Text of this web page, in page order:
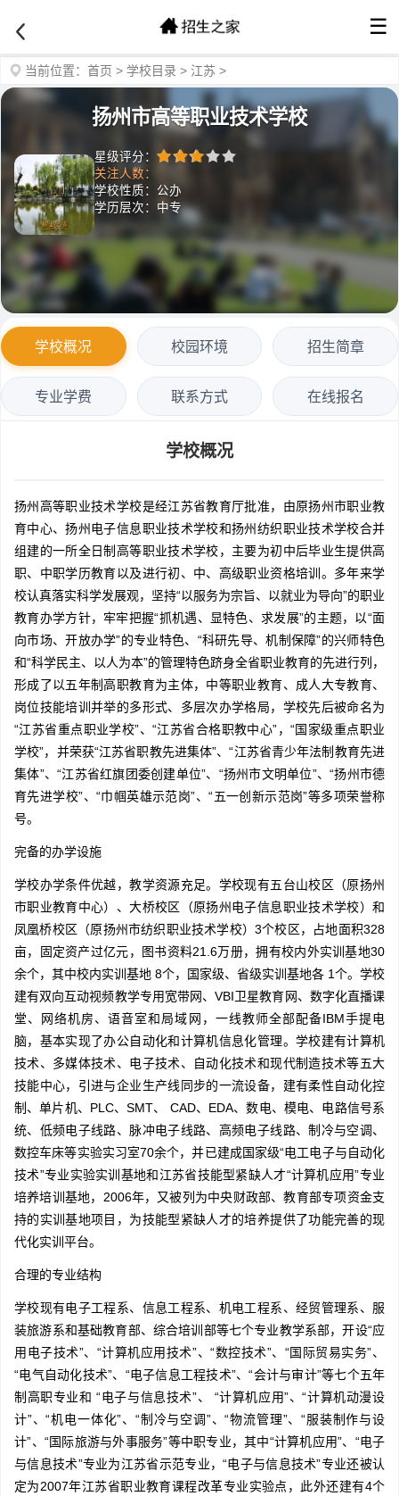
☰
当前位置： 首页 > 学校目录 > 江苏 >
扬州市高等职业技术学校
星级评分：
关注人数：
学校性质：公办
学历层次：中专
学校概况 校园环境 招生简章
专业学费 联系方式 在线报名
学校概况
扬州高等职业技术学校是经江苏省教育厅批准，由原扬州市职业教
育中心、扬州电子信息职业技术学校和扬州纺织职业技术学校合并
组建的一所全日制高等职业技术学校，主要为初中后毕业生提供高
职、中职学历教育以及进行初、中、高级职业资格培训。多年来学
校认真落实科学发展观，坚持“以服务为宗旨、以就业为导向”的职业
教育办学方针，牢牢把握“抓机遇、显特色、求发展”的主题，以“面
向市场、开放办学”的专业特色、“科研先导、机制保障”的兴师特色
和“科学民主、以人为本”的管理特色跻身全省职业教育的先进行列，
形成了以五年制高职教育为主体，中等职业教育、成人大专教育、
岗位技能培训并举的多形式、多层次办学格局，学校先后被命名为
“江苏省重点职业学校”、“江苏省合格职教中心”，“国家级重点职业
学校”，并荣获“江苏省职教先进集体”、“江苏省青少年法制教育先进
集体”、“江苏省红旗团委创建单位”、“扬州市文明单位”、“扬州市德
育先进学校”、“巾帼英雄示范岗”、“五一创新示范岗”等多项荣誉称
号。
完备的办学设施
学校办学条件优越，教学资源充足。学校现有五台山校区（原扬州
市职业教育中心）、大桥校区（原扬州电子信息职业技术学校）和
凤凰桥校区（原扬州市纺织职业技术学校）3个校区，占地面积328
亩，固定资产过亿元，图书资料21.6万册，拥有校内外实训基地30
余个，其中校内实训基地 8个，国家级、省级实训基地各 1个。学校
建有双向互动视频教学专用宽带网、VBI卫星教育网、数字化直播课
堂、网络机房、语音室和局域网，一线教师全部配备IBM手提电
脑，基本实现了办公自动化和计算机信息化管理。学校建有计算机
技术、多媒体技术、电子技术、自动化技术和现代制造技术等五大
技能中心，引进与企业生产线同步的一流设备，建有柔性自动化控
制、单片机、PLC、SMT、 CAD、EDA、数电、模电、电路信号系
统、低频电子线路、脉冲电子线路、高频电子线路、制冷与空调、
数控车床等实验实习室70余个，并已建成国家级“电工电子与自动化
技术”专业实验实训基地和江苏省技能型紧缺人才“计算机应用”专业
培养培训基地，2006年，又被列为中央财政部、教育部专项资金支
持的实训基地项目，为技能型紧缺人才的培养提供了功能完善的现
代化实训平台。
合理的专业结构
学校现有电子工程系、信息工程系、机电工程系、经贸管理系、服
装旅游系和基础教育部、综合培训部等七个专业教学系部，开设“应
用电子技术”、“计算机应用技术”、“数控技术”、“国际贸易实务”、
“电气自动化技术”、“电子信息工程技术”、“会计与审计”等七个五年
制高职专业和 “电子与信息技术”、 “计算机应用”、“计算机动漫设
计”、“机电一体化”、“制冷与空调”、“物流管理”、“服装制作与设
计”、“国际旅游与外事服务”等中职专业，其中“计算机应用”、“电子
与信息技术”专业为江苏省示范专业，“电子与信息技术”专业还被认
定为2007年江苏省职业教育课程改革专业实验点，此外还建有4个